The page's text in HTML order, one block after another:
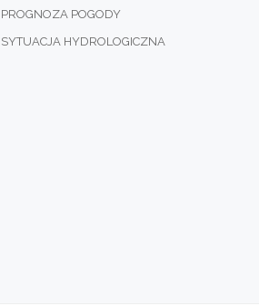
PROGNOZA POGODY
SYTUACJA HYDROLOGICZNA